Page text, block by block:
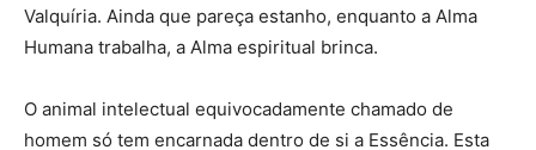
Valquíria. Ainda que pareça estanho, enquanto a Alma
Humana trabalha, a Alma espiritual brinca.
O animal intelectual equivocadamente chamado de
homem só tem encarnada dentro de si a Essência. Esta